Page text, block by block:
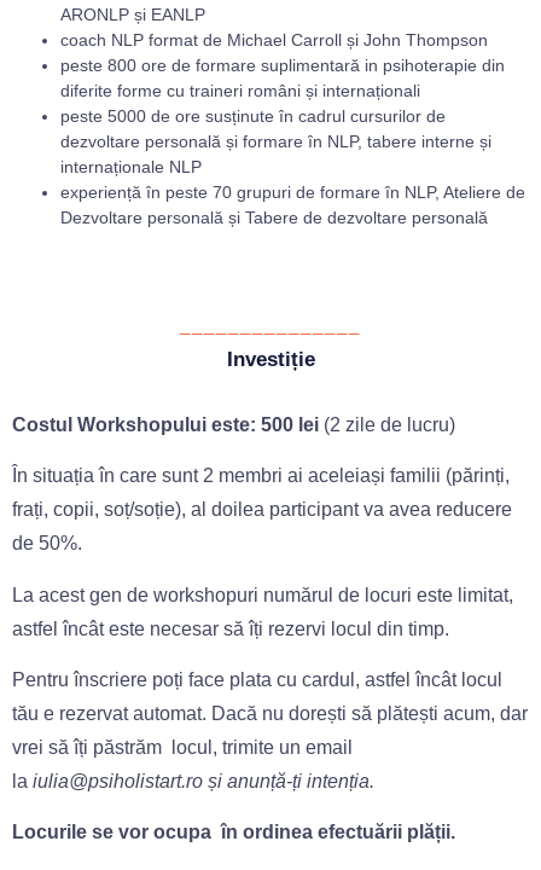
ARONLP și EANLP
coach NLP format de Michael Carroll și John Thompson
peste 800 ore de formare suplimentară in psihoterapie din
diferite forme cu traineri români și internaționali
peste 5000 de ore susținute în cadrul cursurilor de
dezvoltare personală și formare în NLP, tabere interne și
internaționale NLP
experiență în peste 70 grupuri de formare în NLP, Ateliere de
Dezvoltare personală și Tabere de dezvoltare personală
Investiție
Costul Workshopului este: 500 lei (2 zile de lucru)
În situația în care sunt 2 membri ai aceleiași familii (părinți,
frați, copii, soț/soție), al doilea participant va avea reducere
de 50%.
La acest gen de workshopuri numărul de locuri este limitat,
astfel încât este necesar să îți rezervi locul din timp.
Pentru înscriere poți face plata cu cardul, astfel încât locul
tău e rezervat automat. Dacă nu dorești să plătești acum, dar
vrei să îți păstrăm locul, trimite un email
la iulia@psiholistart.ro și anunță-ți intenția.
Locurile se vor ocupa în ordinea efectuării plății.